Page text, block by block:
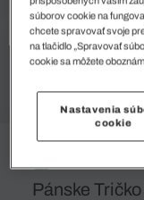
Pánske
súborov cookie na
chcete spravovať svoje
na tlačidlo „Spravovať
cookie sa môžete
Nastavenia
cookie